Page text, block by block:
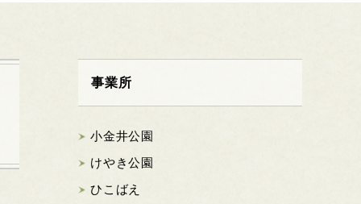
事業所
小金井公園
けやき公園
ひこばえ